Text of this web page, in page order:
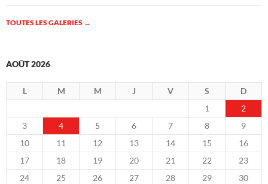
TOUTES LES GALERIES →
AOÛT 2026
L M M J V S
D
1
2
3
4 5 6 7 8
9
10
11 12 13 14 15
16
17
18 19 20 21 22
23
24
25 26 27 28 29
30